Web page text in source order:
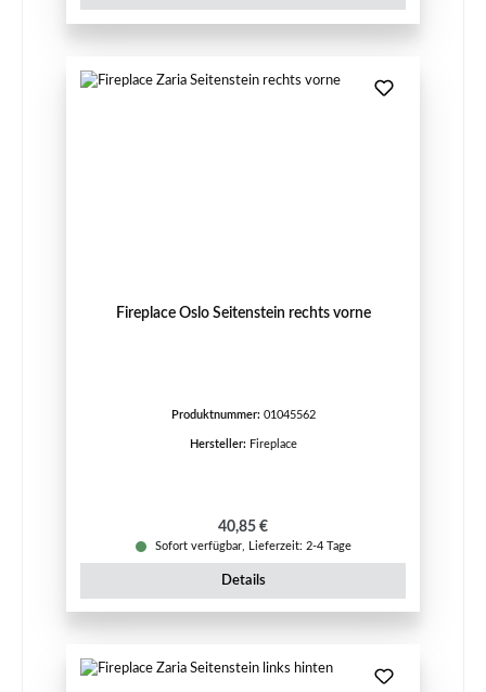
Fireplace Oslo Seitenstein rechts vorne
Produktnummer: 01045562
Hersteller: Fireplace
Regulärer Preis:
40,85 €
Sofort verfügbar, Lieferzeit: 2-4 Tage
Details